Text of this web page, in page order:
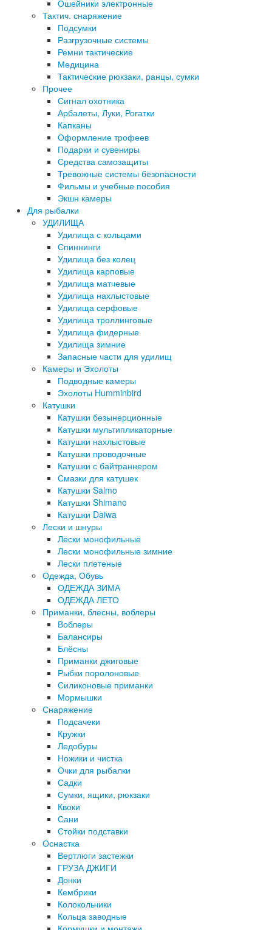
Ошейники электронные
Тактич. снаряжение
Подсумки
Разгрузочные системы
Ремни тактические
Медицина
Тактические рюкзаки, ранцы, сумки
Прочее
Сигнал охотника
Арбалеты, Луки, Рогатки
Капканы
Оформление трофеев
Подарки и сувениры
Средства самозащиты
Тревожные системы безопасности
Фильмы и учебные пособия
Экшн камеры
Для рыбалки
УДИЛИЩА
Удилища с кольцами
Спиннинги
Удилища без колец
Удилища карповые
Удилища матчевые
Удилища нахлыстовые
Удилища серфовые
Удилища троллинговые
Удилища фидерные
Удилища зимние
Запасные части для удилищ
Камеры и Эхолоты
Подводные камеры
Эхолоты Humminbird
Катушки
Катушки безынерционные
Катушки мультипликаторные
Катушки нахлыстовые
Катушки проводочные
Катушки с байтраннером
Смазки для катушек
Катушки Salmo
Катушки Shimano
Катушки Daiwa
Лески и шнуры
Лески монофильные
Лески монофильные зимние
Лески плетеные
Одежда, Обувь
ОДЕЖДА ЗИМА
ОДЕЖДА ЛЕТО
Приманки, блесны, воблеры
Воблеры
Балансиры
Блёсны
Приманки джиговые
Рыбки поролоновые
Силиконовые приманки
Мормышки
Снаряжение
Подсачеки
Кружки
Ледобуры
Ножики и чистка
Очки для рыбалки
Садки
Сумки, ящики, рюкзаки
Квоки
Сани
Стойки подставки
Оснастка
Вертлюги застежки
ГРУЗА ДЖИГИ
Донки
Кембрики
Колокольчики
Кольца заводные